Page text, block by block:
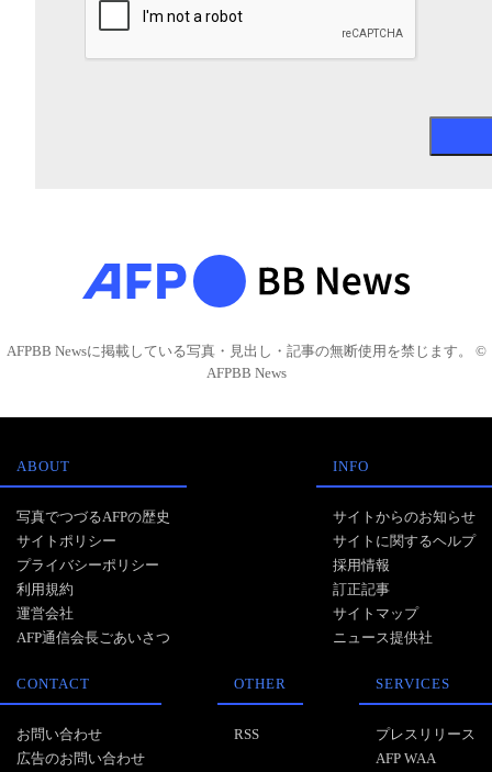
AFPBB Newsに掲載している写真・見出し・記事の無断使用を禁じます。 ©
AFPBB News
ABOUT
写真でつづるAFPの歴史
サイトポリシー
プライバシーポリシー
利用規約
運営会社
AFP通信会長ごあいさつ
INFO
サイトからのお知らせ
サイトに関するヘルプ
採用情報
訂正記事
サイトマップ
ニュース提供社
CONTACT
お問い合わせ
広告のお問い合わせ
OTHER
RSS
SERVICES
プレスリリース
AFP WAA